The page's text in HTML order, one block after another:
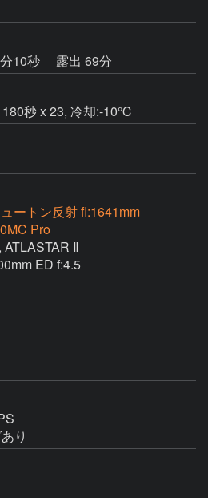
10秒
露出 69分
180秒 x 23, 冷却:-10℃
ートン反射 fl:1641mm
Pro
Ⅱ
ED f:4.5
り